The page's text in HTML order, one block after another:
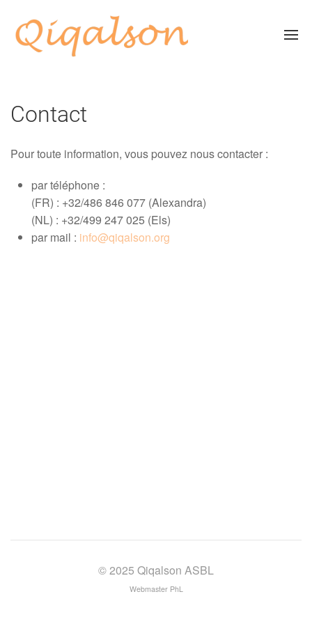
Contact
Pour toute information, vous pouvez nous contacter :
par téléphone :
(FR) : +32/486 846 077 (Alexandra)
(NL) : +32/499 247 025 (Els)
par mail : info@qiqalson.org
© 2025 Qiqalson ASBL
Webmaster PhL